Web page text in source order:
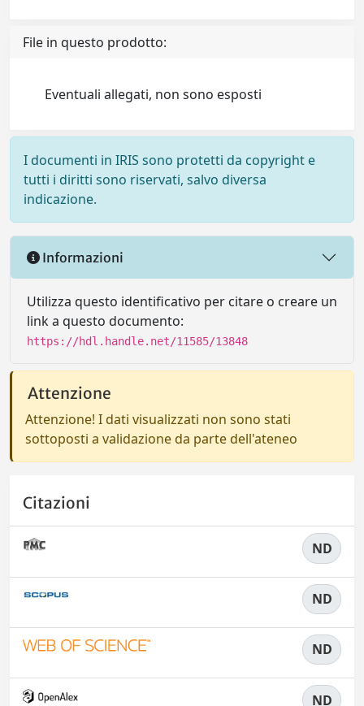
File in questo prodotto:
Eventuali allegati, non sono esposti
I documenti in IRIS sono protetti da copyright e
tutti i diritti sono riservati, salvo diversa
indicazione.
Informazioni
Utilizza questo identificativo per citare o creare un
link a questo documento:
https://hdl.handle.net/11585/13848
Attenzione
Attenzione! I dati visualizzati non sono stati
sottoposti a validazione da parte dell'ateneo
Citazioni
ND
ND
ND
ND